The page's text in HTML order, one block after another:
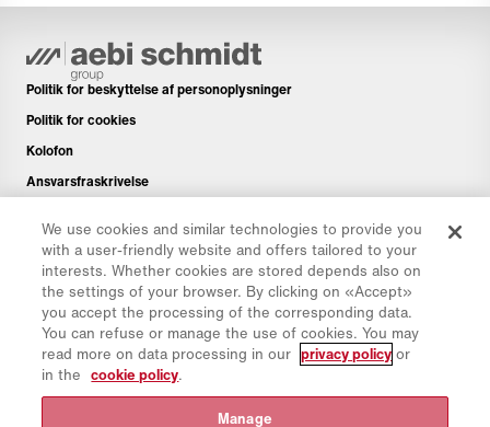
Politik for beskyttelse af personoplysninger
Politik for cookies
Kolofon
Ansvarsfraskrivelse
Reservedele
Downloads og links
CO₂-beregner
TCO-beregner
Forhandlere og lokationer
Oversigt over produktgrupper
We use cookies and similar technologies to provide you
with a user-friendly website and offers tailored to your
interests. Whether cookies are stored depends also on
the settings of your browser. By clicking on «Accept»
you accept the processing of the corresponding data.
You can refuse or manage the use of cookies. You may
read more on data processing in our privacy policy or
in the cookie policy.
Manage